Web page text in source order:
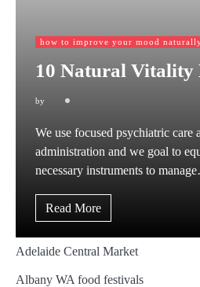
how to improve your mood
10 Natural Vitality
by
We use focused psychiatric care
administration and we goal to
necessary instruments to
Read More
Adelaide Central Market
Albany WA food festivals